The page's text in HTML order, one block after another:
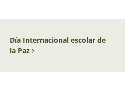
entradas
Día Internacional escolar de
la Paz